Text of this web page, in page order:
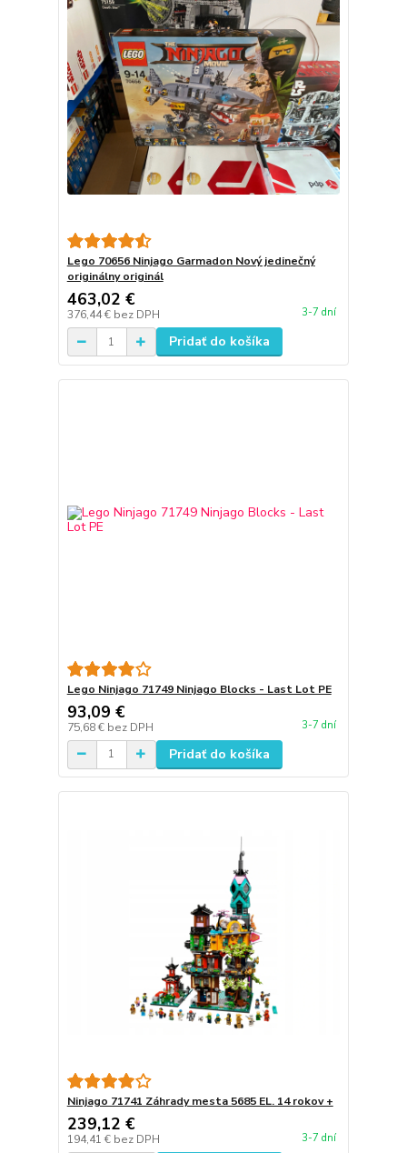
Lego 70656 Ninjago Garmadon Nový jedinečný
originálny originál
463,02 €
376,44 € bez DPH 3-7 dní
Pridať do košíka
Lego Ninjago 71749 Ninjago Blocks - Last Lot PE
93,09 €
75,68 € bez DPH 3-7 dní
Pridať do košíka
Ninjago 71741 Záhrady mesta 5685 EL. 14 rokov +
239,12 €
194,41 € bez DPH 3-7 dní